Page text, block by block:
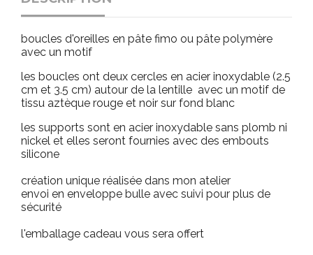
boucles d'oreilles en pâte fimo ou pâte polymère
avec un motif
les boucles ont deux cercles en acier inoxydable (2.5
cm et 3.5 cm) autour de la lentille avec un motif de
tissu aztèque rouge et noir sur fond blanc
les supports sont en acier inoxydable sans plomb ni
nickel et elles seront fournies avec des embouts
silicone
création unique réalisée dans mon atelier
envoi en enveloppe bulle avec suivi pour plus de
sécurité
l'emballage cadeau vous sera offert